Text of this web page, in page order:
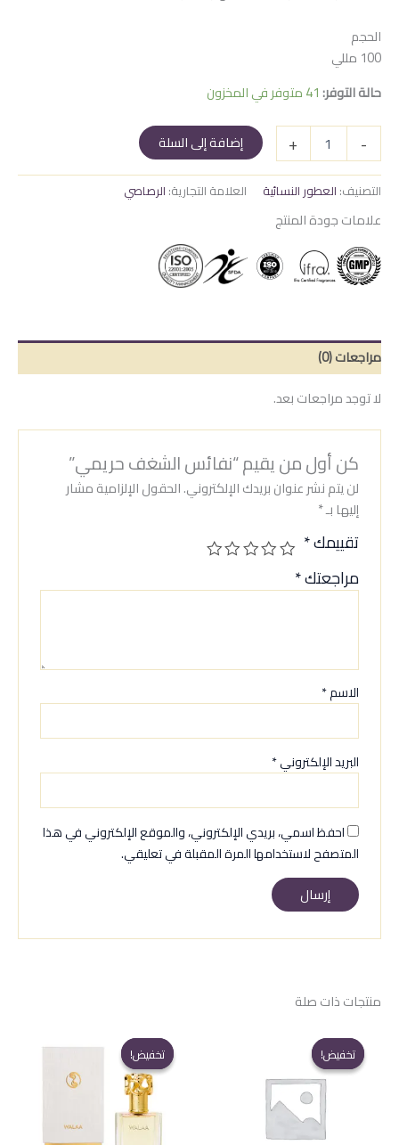
الحجم
100 مللي
حالة التوفر: 41 متوفر في المخزون
-
كمية
نفائس
الشغف
حريمي
+ إضافة إلى السلة
التصنيف: العطور النسائية العلامة التجارية: الرصاصي
علامات جودة المنتج
مراجعات (0)
لا توجد مراجعات بعد.
كن أول من يقيم “نفائس الشغف حريمي”
لن يتم نشر عنوان بريدك الإلكتروني.الحقول الإلزامية مشار
إليها بـ*
تقييمك*
مراجعتك*
الاسم*
البريد الإلكتروني*
احفظ اسمي، بريدي الإلكتروني، والموقع الإلكتروني في هذا
المتصفح لاستخدامها المرة المقبلة في تعليقي.
منتجات ذات صلة
تخفيض!
تخفيض! تخفيض!
تخفيض!